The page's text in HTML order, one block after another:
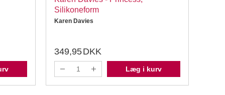
Silikoneform
Karen Davies
349,95DKK
Læg i kurv